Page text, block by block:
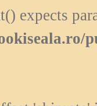
expects